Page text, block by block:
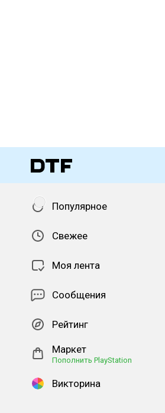
Популярное
Свежее
Моя лента
Сообщения
Рейтинг
Маркет
Пополнить PlayStation
Викторина